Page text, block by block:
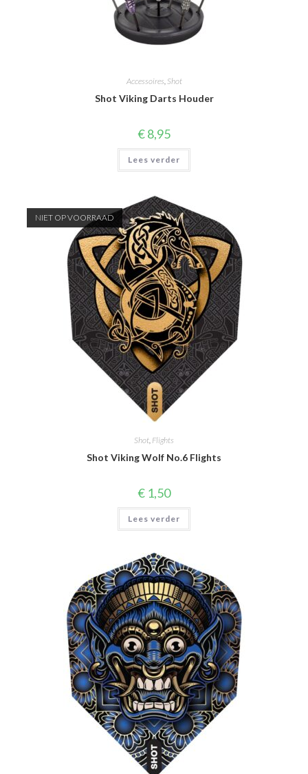
Accessoires, Shot
Shot Viking Darts Houder
€8,95
Lees verder
NIET OP VOORRAAD
Shot Flights
Shot Viking Wolf No.6 Flights
€ 1,50
Lees verder